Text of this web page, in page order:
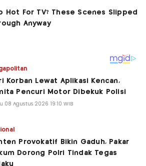
Korban Lewat Aplikasi Kencan,
Pencuri Motor Dibekuk Polisi
08 Agustus 2026 19:10 WIB
Provokatif Bikin Gaduh, Pakar
Dorong Polri Tindak Tegas